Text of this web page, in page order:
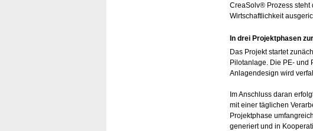
CreaSolv® Prozess steht
Wirtschaftlichkeit
In drei Projektphasen
Das Projekt startet
Pilotanlage. Die PE- und
Anlagendesign wird
Im Anschluss daran
mit einer täglichen
Projektphase
generiert und in